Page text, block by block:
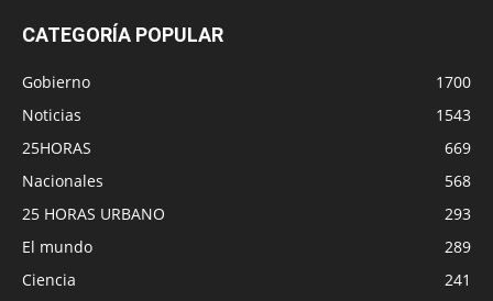
CATEGORÍA POPULAR
Gobierno
1700
Noticias
1543
25HORAS
669
Nacionales
568
25 HORAS URBANO
293
El mundo
289
Ciencia
241